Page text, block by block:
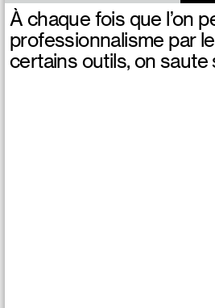
À chaque fois que l’on
professionnalisme par
certains outils, on saute